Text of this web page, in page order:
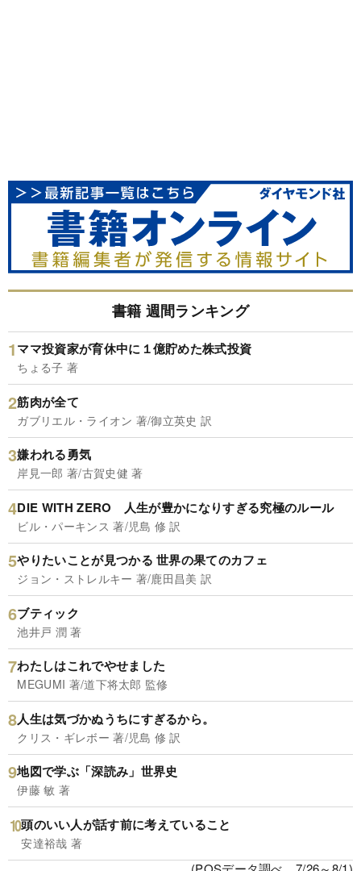
書籍 週間ランキング
ママ投資家が育休中に１億貯めた株式投資
ちょる子 著
筋肉が全て
ガブリエル・ライオン 著/御立英史 訳
嫌われる勇気
岸見一郎 著/古賀史健 著
DIE WITH ZERO 人生が豊かになりすぎる究極のルール
ビル・パーキンス 著/児島 修 訳
やりたいことが見つかる 世界の果てのカフェ
ジョン・ストレルキー 著/鹿田昌美 訳
ブティック
池井戸 潤 著
わたしはこれでやせました
MEGUMI 著/道下将太郎 監修
人生は気づかぬうちにすぎるから。
クリス・ギレボー 著/児島 修 訳
地図で学ぶ「深読み」世界史
伊藤 敏 著
頭のいい人が話す前に考えていること
安達裕哉 著